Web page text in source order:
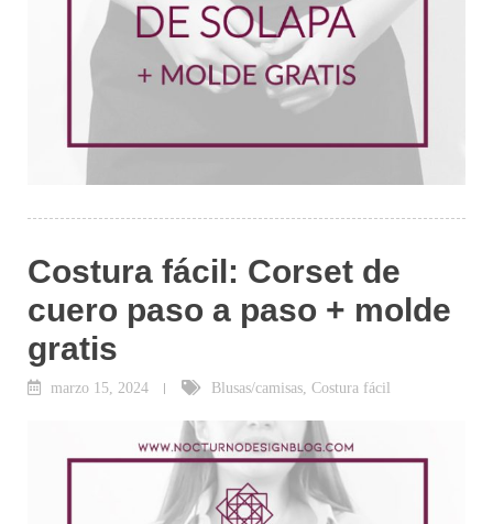
Costura fácil: Corset de
cuero paso a paso + molde
gratis
marzo 15, 2024 Blusas/camisas Costura fácil